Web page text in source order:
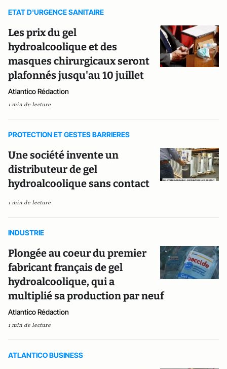
ETAT D'URGENCE SANITAIRE
Les prix du gel
hydroalcoolique et des
masques chirurgicaux seront
plafonnés jusqu'au 10 juillet
Atlantico Rédaction
1 min de lecture
PROTECTION ET GESTES BARRIERES
Une société invente un
distributeur de gel
hydroalcoolique sans contact
1 min de lecture
INDUSTRIE
Plongée au coeur du premier
fabricant français de gel
hydroalcoolique, qui a
multiplié sa production par neuf
Atlantico Rédaction
1 min de lecture
ATLANTICO BUSINESS